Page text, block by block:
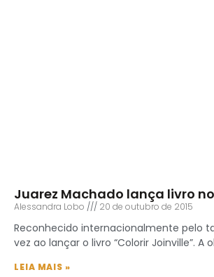
Juarez Machado lança livro
Alessandra Lobo 20 de outubro de 2015
Reconhecido internacionalmente pelo
vez ao lançar o livro “Colorir Joinville”.
LEIA MAIS »